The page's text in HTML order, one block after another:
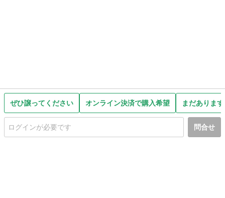
ぜひ譲ってください オンライン決済で購入希望 まだありま
問合せ